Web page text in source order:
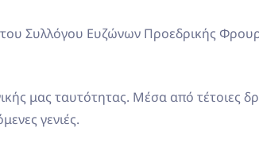
Συλλόγου Ευζώνων Προεδρικής
μας ταυτότητας. Μέσα από τέτοιες
γενιές.